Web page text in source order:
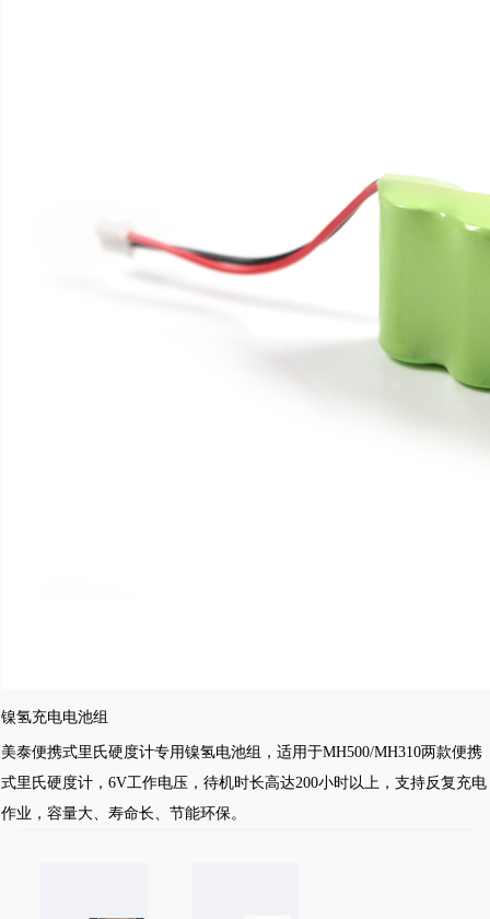
镍氢充电电池组
美泰便携式里氏硬度计专用镍氢电池组，适用于MH500/MH310两款便携
式里氏硬度计，6V工作电压，待机时长高达200小时以上，支持反复充电
作业，容量大、寿命长、节能环保。